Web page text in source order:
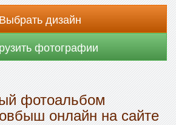
Выбрать дизайн
фотографии
фотоальбом
онлайн на сайте